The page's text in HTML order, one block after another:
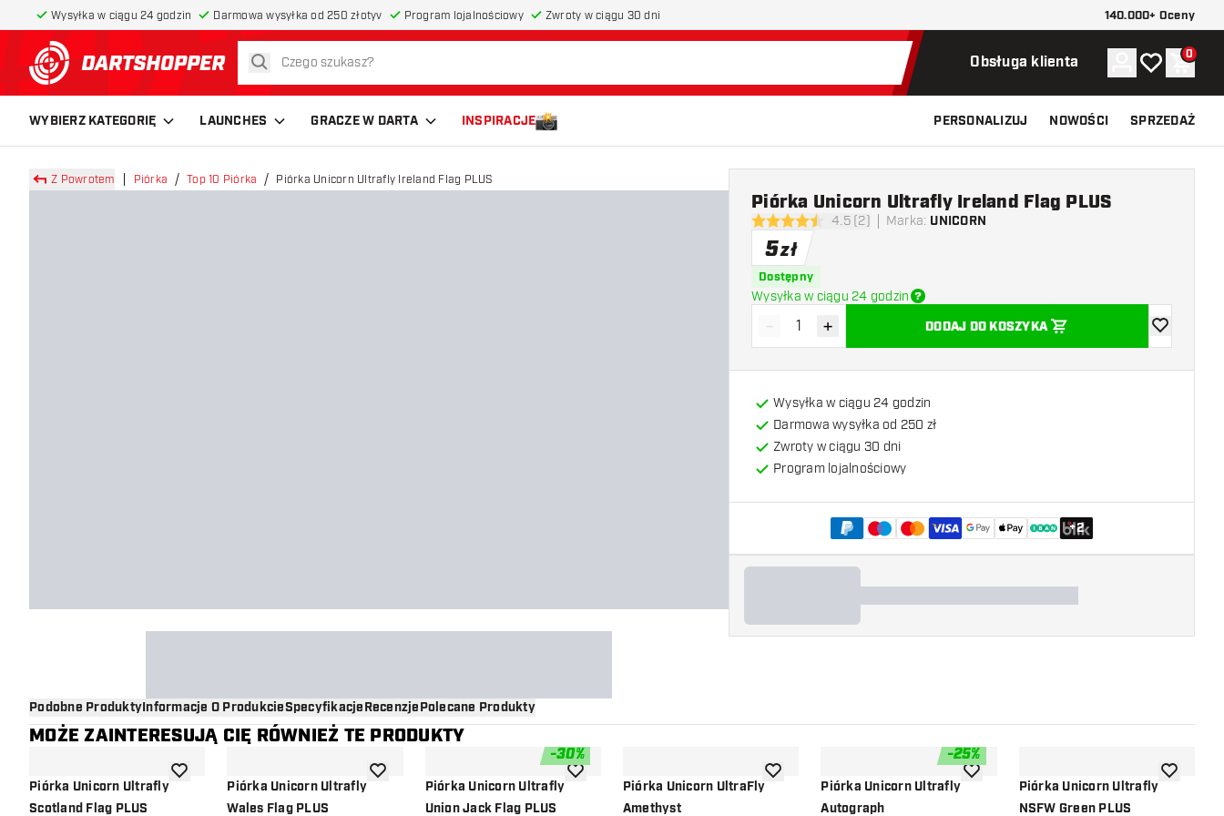
Wysyłka w ciągu 24 godzin Darmowa wysyłka od 250 złotyv Program lojalnościowy Zwroty w ciągu 30 dni 140.000+ Oceny
powrót do strony głównej
szukaj Obsługa klienta Konto
Moja listaKoszyk
0
WYBIERZ KATEGORIĘ LAUNCHES GRACZE W DARTA INSPIRACJE PERSONALIZUJ NOWOŚCI SPRZEDAŻ
Z Powrotem Piórka Top 10 Piórka Piórka Unicorn Ultrafly Ireland Flag PLUS
4.5 gwiazdki oceny
4.5 (2) Marka: UNICORN
Piórka Unicorn Ultrafly Ireland Flag PLUS
5zł
Dostępny
Wysyłka w ciągu 24 godzin
Zmniejsz ilość
- Zwiększ ilość
+ DODAJ DO KOSZYKA
dodaj do
Wysyłka w ciągu 24 godzin
Darmowa wysyłka od 250 zł
Zwroty w ciągu 30 dni
Program lojalnościowy
+2
Podobne ProduktyInformacje O ProdukcieSpecyfikacjeRecenzjePolecane Produkty
MOŻE ZAINTERESUJĄ CIĘ RÓWNIEŻ TE PRODUKTY
Piórka Unicorn Ultrafly
Scotland Flag PLUS
dodaj do listy życzeńPiórka Unicorn Ultrafly
Wales Flag PLUS
dodaj do listy życzeń
-30%
Piórka Unicorn Ultrafly
Union Jack Flag PLUS
dodaj do listy życzeńPiórka Unicorn UltraFly
Amethyst
dodaj do listy życzeń
-25%
Piórka Unicorn Ultrafly
Autograph
dodaj do listy życzeńPiórka Unicorn Ultrafly
NSFW Green PLUS
dodaj do